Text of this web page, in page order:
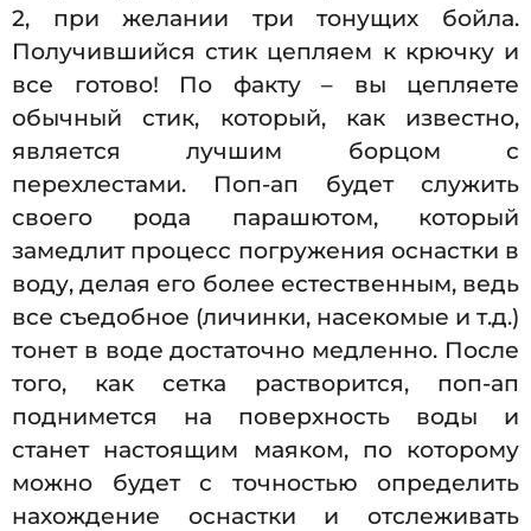
2, при желании три тонущих бойла.
Получившийся стик цепляем к крючку и
все готово! По факту – вы цепляете
обычный стик, который, как известно,
является лучшим борцом с
перехлестами. Поп-ап будет служить
своего рода парашютом, который
замедлит процесс погружения оснастки в
воду, делая его более естественным, ведь
все съедобное (личинки, насекомые и т.д.)
тонет в воде достаточно медленно. После
того, как сетка растворится, поп-ап
поднимется на поверхность воды и
станет настоящим маяком, по которому
можно будет с точностью определить
нахождение оснастки и отслеживать